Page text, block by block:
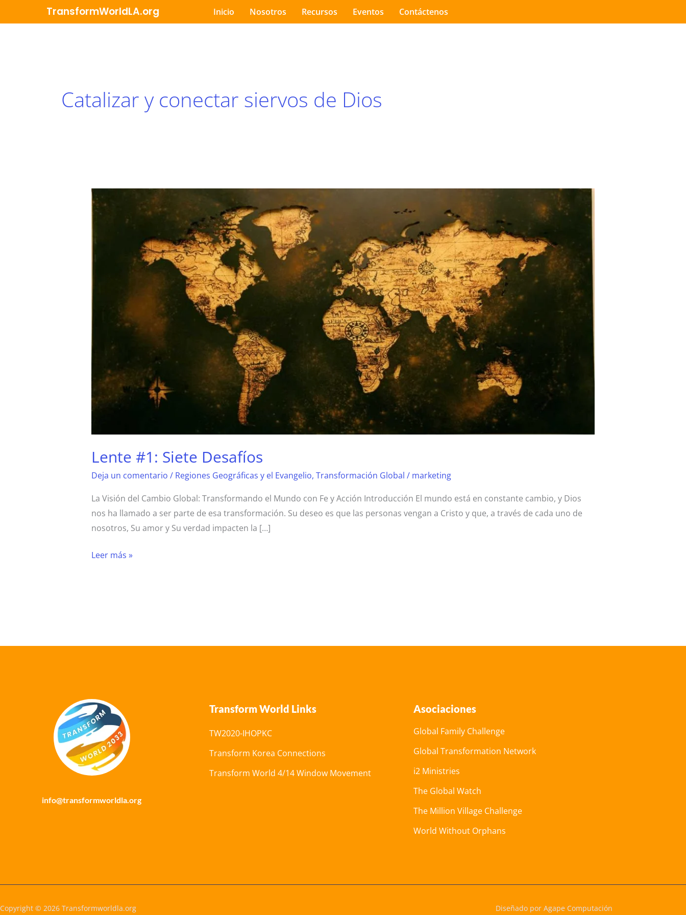
al
TransformWorldLA.org Inicio Nosotros Recursos Eventos Contáctenos
Catalizar y conectar siervos de Dios
Lente #1: Siete Desafíos
Deja un comentario / Regiones Geográficas y el Evangelio, Transformación Global / marketing
La Visión del Cambio Global: Transformando el Mundo con Fe y Acción Introducción El mundo está en constante cambio, y Dios
nos ha llamado a ser parte de esa transformación. Su deseo es que las personas vengan a Cristo y que, a través de cada uno de
nosotros, Su amor y Su verdad impacten la […]
Lente
#1:
Leer más »
info@transformworldla.org
Transform World Links
TW2020-IHOPKC
Transform Korea Connections
Transform World 4/14 Window Movement
Asociaciones
Global Family Challenge
Global Transformation Network
i2 Ministries
The Global Watch
The Million Village Challenge
World Without Orphans
Copyright © 2026 Transformworldla.org Diseñado por Agape Computación